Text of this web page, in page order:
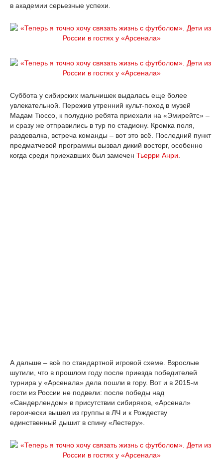
в академии серьезные успехи.
Суббота у сибирских мальчишек выдалась еще более
увлекательной. Пережив утренний культ-поход в музей
Мадам Тюссо, к полудню ребята приехали на «Эмирейтс» –
и сразу же отправились в тур по стадиону. Кромка поля,
раздевалка, встреча команды – вот это всё. Последний пункт
предматчевой программы вызвал дикий восторг, особенно
когда среди приехавших был замечен Тьерри Анри.
А дальше – всё по стандартной игровой схеме. Взрослые
шутили, что в прошлом году после приезда победителей
турнира у «Арсенала» дела пошли в гору. Вот и в 2015-м
гости из России не подвели: после победы над
«Сандерлендом» в присутствии сибиряков, «Арсенал»
героически вышел из группы в ЛЧ и к Рождеству
единственный дышит в спину «Лестеру».